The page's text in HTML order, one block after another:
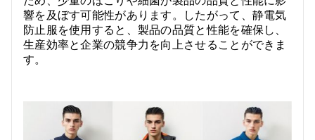
響を及ぼす可能性があります。したがって、静電気
防止服を使用すると、製品の品質と性能を確保し、
生産効率と企業の競争力を向上させることができま
す。